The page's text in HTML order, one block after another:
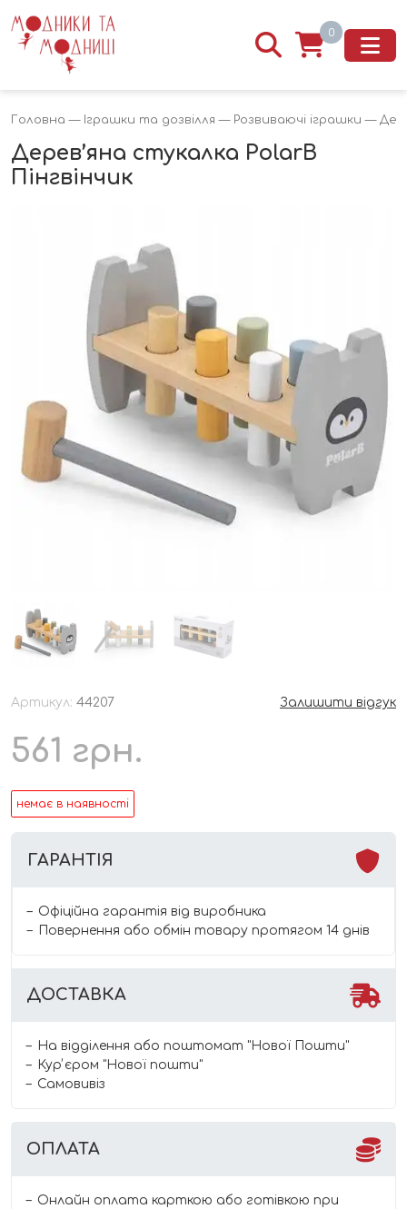
0
Головна — Іграшки та дозвілля — Розвиваючі іграшки —
Дерев’яна стукалка PolarB
Пінгвінчик
Артикул: 44207 Залишити відгук
561 грн.
немає в наявності
ГАРАНТІЯ
Офіційна гарантія від виробника
Повернення або обмін товару протягом 14 днів
ДОСТАВКА
На відділення або поштомат "Нової Пошти"
Курʼєром "Нової пошти"
Самовивіз
ОПЛАТА
Онлайн оплата карткою або готівкою при